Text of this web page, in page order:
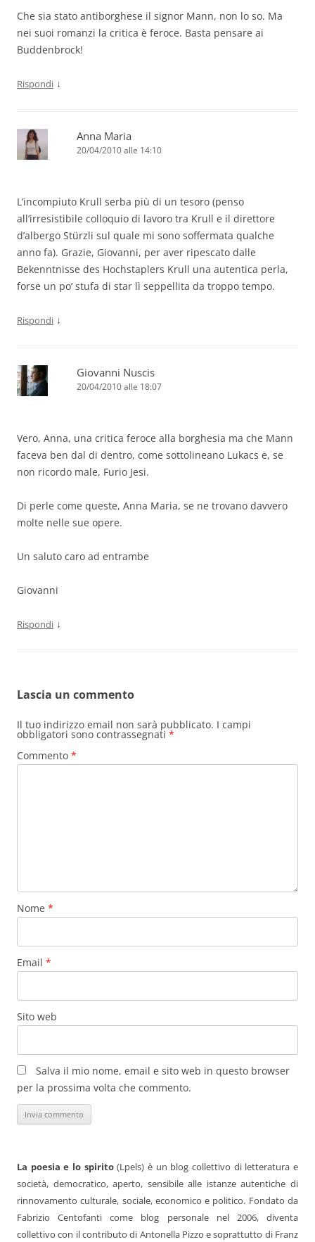
Che sia stato antiborghese il signor Mann, non lo so. Ma
nei suoi romanzi la critica è feroce. Basta pensare ai
Buddenbrock!
Rispondi ↓
Anna Maria
20/04/2010 alle 14:10
L’incompiuto Krull serba più di un tesoro (penso
all’irresistibile colloquio di lavoro tra Krull e il direttore
d’albergo Stürzli sul quale mi sono soffermata qualche
anno fa). Grazie, Giovanni, per aver ripescato dalle
Bekenntnisse des Hochstaplers Krull una autentica perla,
forse un po’ stufa di star lì seppellita da troppo tempo.
Rispondi ↓
Giovanni Nuscis
20/04/2010 alle 18:07
Vero, Anna, una critica feroce alla borghesia ma che Mann
faceva ben dal di dentro, come sottolineano Lukacs e, se
non ricordo male, Furio Jesi.
Di perle come queste, Anna Maria, se ne trovano davvero
molte nelle sue opere.
Un saluto caro ad entrambe
Giovanni
Rispondi ↓
Lascia un commento
Il tuo indirizzo email non sarà pubblicato. I campi
obbligatori sono contrassegnati *
Commento *
Nome *
Email *
Sito web
Salva il mio nome, email e sito web in questo browser
per la prossima volta che commento.
La poesia e lo spirito(Lpels) è un blog collettivo di letteratura e
società, democratico, aperto, sensibile alle istanze autentiche di
rinnovamento culturale, sociale, economico e politico. Fondato da
Fabrizio Centofanti come blog personale nel 2006, diventa
collettivo con il contributo di Antonella Pizzo e soprattutto di Franz